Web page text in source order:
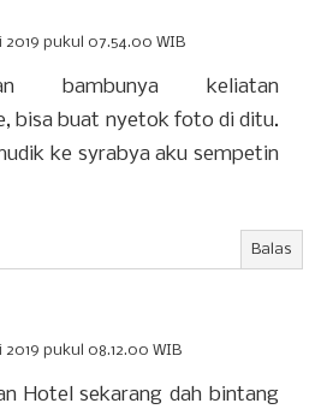
2019 pukul 07.54.00 WIB
bambunya keliatan
bisa buat nyetok foto di ditu.
ke syrabya aku sempetin
Balas
2019 pukul 08.12.00 WIB
Hotel sekarang dah bintang